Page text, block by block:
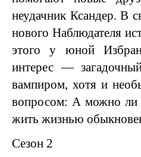
неудачник Ксандер. В
нового Наблюдателя
этого у юной
интерес —
вампиром, хотя и
вопросом: А можно ли
жить жизнью
Сезон 2